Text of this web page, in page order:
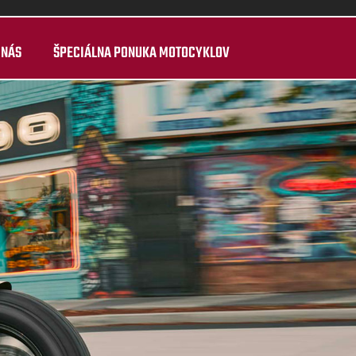
ŠPECIÁLNA PONUKA MOTOCYKLOV